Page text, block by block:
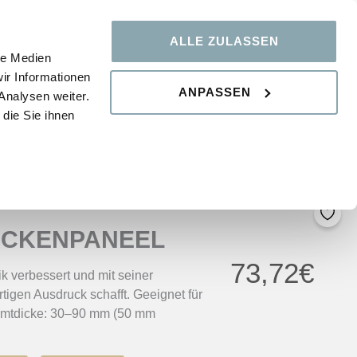
Medien
Informationen
weiter.
Sie ihnen
ALLE ZULASSEN
ANPASSEN
WISSENSDATENBANK
73,72€
verbessert und mit seiner
Ausdruck schafft. Geeignet für
30–90 mm (50 mm